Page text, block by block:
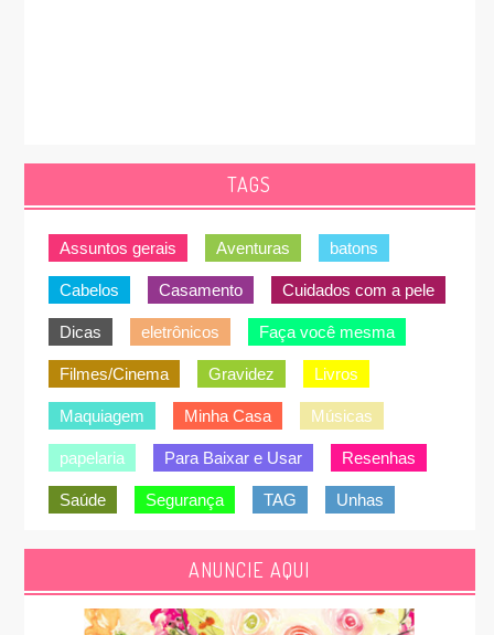
TAGS
Assuntos gerais Aventuras batons
Cabelos Casamento Cuidados com a pele
Dicas eletrônicos Faça você mesma
Filmes/Cinema Gravidez Livros
Maquiagem Minha Casa Músicas
papelaria Para Baixar e Usar Resenhas
Saúde Segurança TAG Unhas
ANUNCIE AQUI